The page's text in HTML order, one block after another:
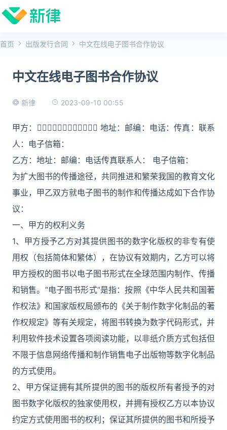
首页 出版发行合同 中文在线电子图书合作协议
中文在线电子图书合作协议
新律 2023-09-10 00:55
甲方： 地址：邮编：电话：传真：联系
人：电子信箱：
乙方：地址：邮编：电话传真联系人： 电子信箱：
为扩大图书的传播途径，共同推进和繁荣我国的教育文化
事业，甲乙双方就电子图书的制作和传播达成如下合作协
议：
一、甲方的权利义务
1、甲方授予乙方对其提供图书的数字化版权的非专有使
用权（包括简体和繁体），在协议有效期内，乙方可以将
甲方授权的图书以电子图书形式在全球范围内制作、传播
和销售。“电子图书形式”是指：按照《中华人民共和国著
作权法》和国家版权局颁布的《关于制作数字化制品的著
作权规定》等有关规定，将图书转换为数字代码形式，并
利用软件技术设置各项阅读功能，以非纸介质方式包括但
不限于信息网络传播和制作销售电子出版物等数字化制品
的方式使用。
2、甲方保证拥有其所提供的图书的版权所有者授予的对
图书数字化版权的独家使用权，并拥有授权乙方以本协议
约定方式使用图书的权利；保证其所提供的图书和所授予